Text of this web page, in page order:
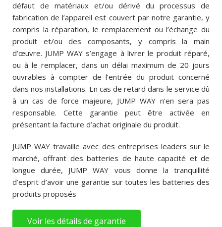
défaut de matériaux et/ou dérivé du processus de
fabrication de l’appareil est couvert par notre garantie, y
compris la réparation, le remplacement ou l’échange du
produit et/ou des composants, y compris la main
d’œuvre. JUMP WAY s’engage à livrer le produit réparé,
ou à le remplacer, dans un délai maximum de 20 jours
ouvrables à compter de l’entrée du produit concerné
dans nos installations. En cas de retard dans le service dû
à un cas de force majeure, JUMP WAY n’en sera pas
responsable. Cette garantie peut être activée en
présentant la facture d’achat originale du produit.
JUMP WAY travaille avec des entreprises leaders sur le
marché, offrant des batteries de haute capacité et de
longue durée, JUMP WAY vous donne la tranquillité
d’esprit d’avoir une garantie sur toutes les batteries des
produits proposés
Voir les détails de garantie